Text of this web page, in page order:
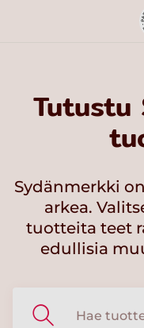
Tutustu
Sydänmerkki
arkea.
tuotteita teet
edullisia